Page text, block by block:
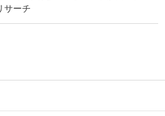
サーチ